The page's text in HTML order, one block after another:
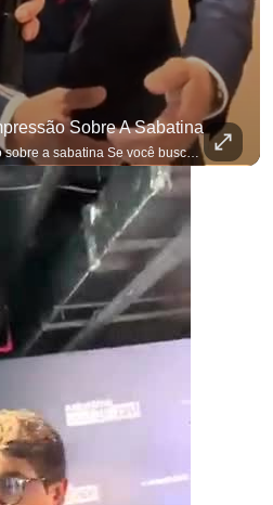
Sobre A Sabatina
Tallis Gomes da sua impressão sobre a sabatina Se você busca informação com credibilidade, inscreva-se agora e ative o